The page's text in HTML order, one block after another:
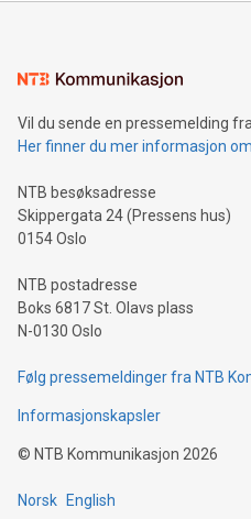
Vil du sende en pressemelding
Her finner du mer informasjon
NTB besøksadresse
Skippergata 24 (Pressens hus)
0154 Oslo
NTB postadresse
Boks 6817 St. Olavs plass
N-0130 Oslo
Følg pressemeldinger fra NTB
Informasjonskapsler
© NTB Kommunikasjon 2026
Norsk English